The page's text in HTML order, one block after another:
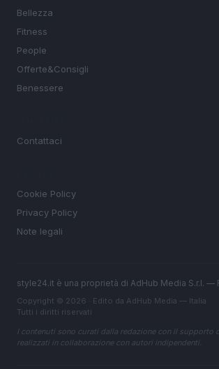
Bellezza
Fitness
People
Offerte&Consigli
Benessere
Contattaci
Cookie Policy
Privacy Policy
Note legali
style24.it è una proprietà di AdHub Media S.r.l. —
Copyright © 2026 · Edito da AdHub Media — Italia
Tutti i diritti riservati
I contenuti sono curati dalla redazione con il supporto
realizzati in collaborazione con autori indipendenti.